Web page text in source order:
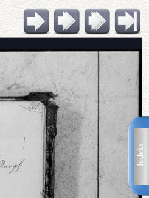
Indeks